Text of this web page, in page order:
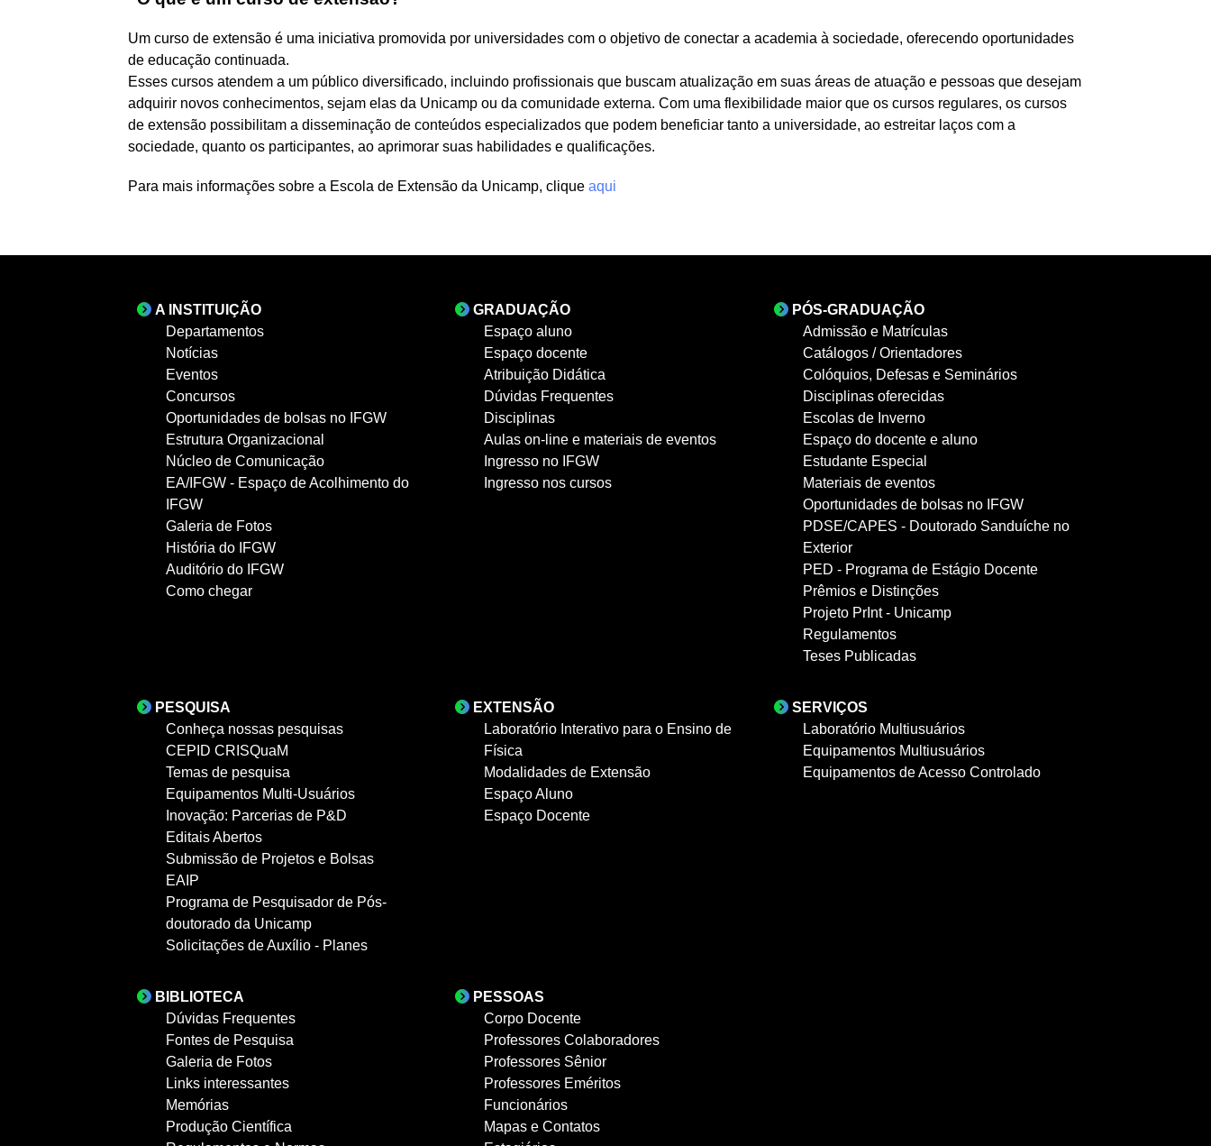
Um curso de extensão é uma iniciativa promovida por universidades com o objetivo de conectar a academia à sociedade, oferecendo oportunidades
de educação continuada.
Esses cursos atendem a um público diversificado, incluindo profissionais que buscam atualização em suas áreas de atuação e pessoas que desejam
adquirir novos conhecimentos, sejam elas da Unicamp ou da comunidade externa. Com uma flexibilidade maior que os cursos regulares, os cursos
de extensão possibilitam a disseminação de conteúdos especializados que podem beneficiar tanto a universidade, ao estreitar laços com a
sociedade, quanto os participantes, ao aprimorar suas habilidades e qualificações.
Para mais informações sobre a Escola de Extensão da Unicamp, clique aqui
A INSTITUIÇÃO
Departamentos
Notícias
Eventos
Concursos
Oportunidades de bolsas no IFGW
Estrutura Organizacional
Núcleo de Comunicação
EA/IFGW - Espaço de Acolhimento do
IFGW
Galeria de Fotos
História do IFGW
Auditório do IFGW
Como chegar
GRADUAÇÃO
Espaço aluno
Espaço docente
Atribuição Didática
Dúvidas Frequentes
Disciplinas
Aulas on-line e materiais de eventos
Ingresso no IFGW
Ingresso nos cursos
PÓS-GRADUAÇÃO
Admissão e Matrículas
Catálogos / Orientadores
Colóquios, Defesas e Seminários
Disciplinas oferecidas
Escolas de Inverno
Espaço do docente e aluno
Estudante Especial
Materiais de eventos
Oportunidades de bolsas no IFGW
PDSE/CAPES - Doutorado Sanduíche no
Exterior
PED - Programa de Estágio Docente
Prêmios e Distinções
Projeto PrInt - Unicamp
Regulamentos
Teses Publicadas
PESQUISA
Conheça nossas pesquisas
CEPID CRISQuaM
Temas de pesquisa
Equipamentos Multi-Usuários
Inovação: Parcerias de P&D
Editais Abertos
Submissão de Projetos e Bolsas
EAIP
Programa de Pesquisador de Pós-
doutorado da Unicamp
Solicitações de Auxílio - Planes
EXTENSÃO
Laboratório Interativo para o Ensino de
Física
Modalidades de Extensão
Espaço Aluno
Espaço Docente
SERVIÇOS
Laboratório Multiusuários
Equipamentos Multiusuários
Equipamentos de Acesso Controlado
BIBLIOTECA
Dúvidas Frequentes
Fontes de Pesquisa
Galeria de Fotos
Links interessantes
Memórias
Produção Científica
PESSOAS
Corpo Docente
Professores Colaboradores
Professores Sênior
Professores Eméritos
Funcionários
Mapas e Contatos